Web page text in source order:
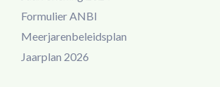
Formulier ANBI
Meerjarenbeleidsplan
Jaarplan 2026